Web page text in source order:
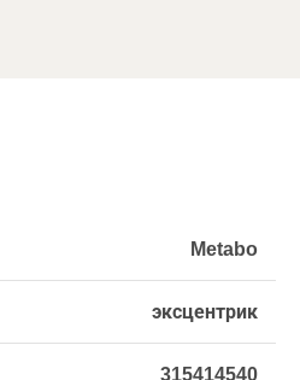
Metabo
эксцентрик
315414540